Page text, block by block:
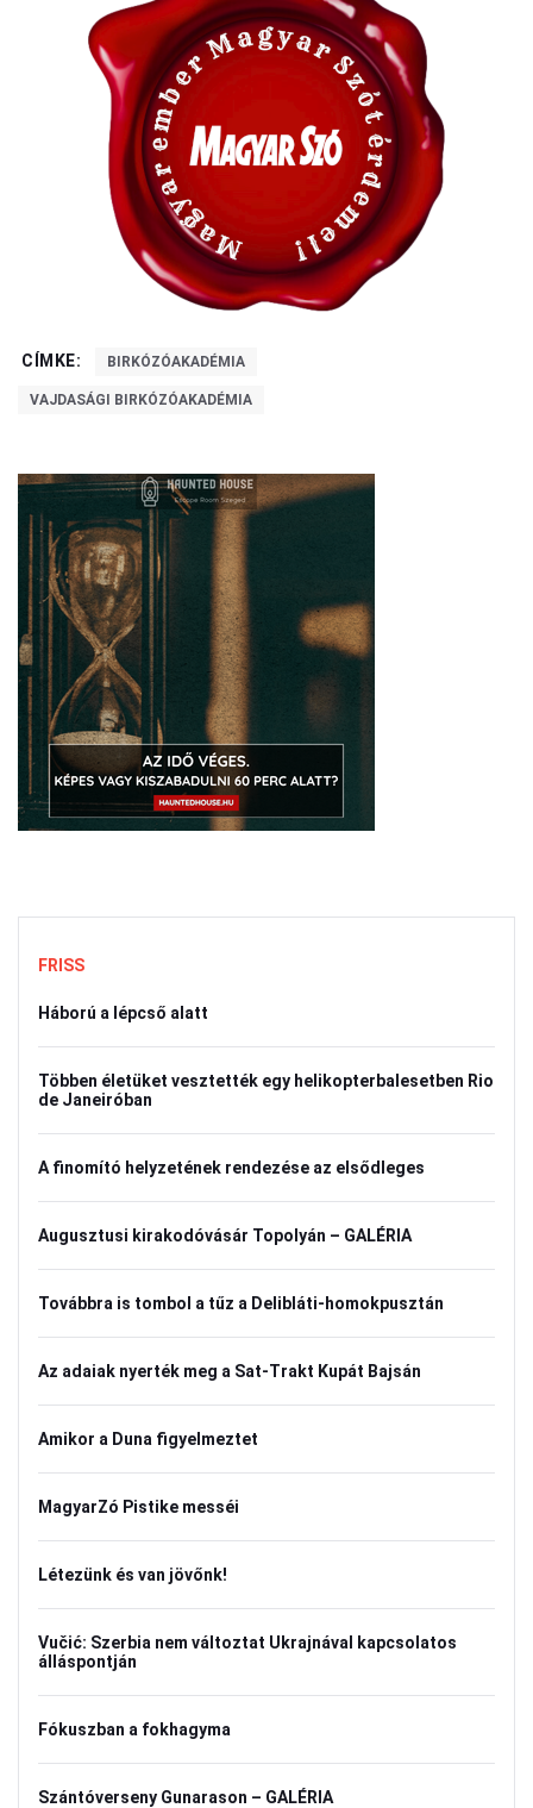
CÍMKE: BIRKÓZÓAKADÉMIA
VAJDASÁGI BIRKÓZÓAKADÉMIA
FRISS
Háború a lépcső alatt
Többen életüket vesztették egy helikopterbalesetben Rio
de Janeiróban
A finomító helyzetének rendezése az elsődleges
Augusztusi kirakodóvásár Topolyán – GALÉRIA
Továbbra is tombol a tűz a Delibláti-homokpusztán
Az adaiak nyerték meg a Sat-Trakt Kupát Bajsán
Amikor a Duna figyelmeztet
MagyarZó Pistike messéi
Létezünk és van jövőnk!
Vučić: Szerbia nem változtat Ukrajnával kapcsolatos
álláspontján
Fókuszban a fokhagyma
Szántóverseny Gunarason – GALÉRIA